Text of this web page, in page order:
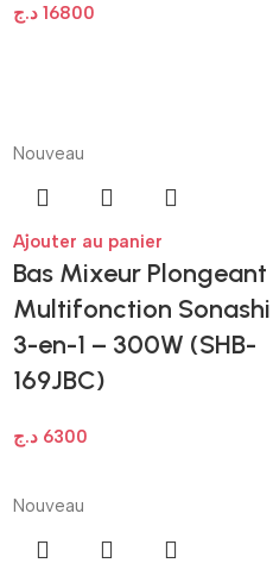
16800 د.ج
Nouveau
Ajouter au panier
Bas Mixeur Plongeant
Multifonction Sonashi
3-en-1 – 300W (SHB-
169JBC)
6300 د.ج
Nouveau